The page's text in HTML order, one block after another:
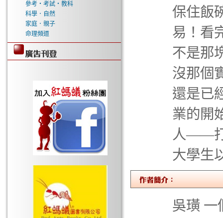
參考‧考試‧教科
科學．自然
家庭．親子
命理頻道
保住飯
易！看
不是那
沒那個
還是已
業的開
人——打
大學生
吳璜 一